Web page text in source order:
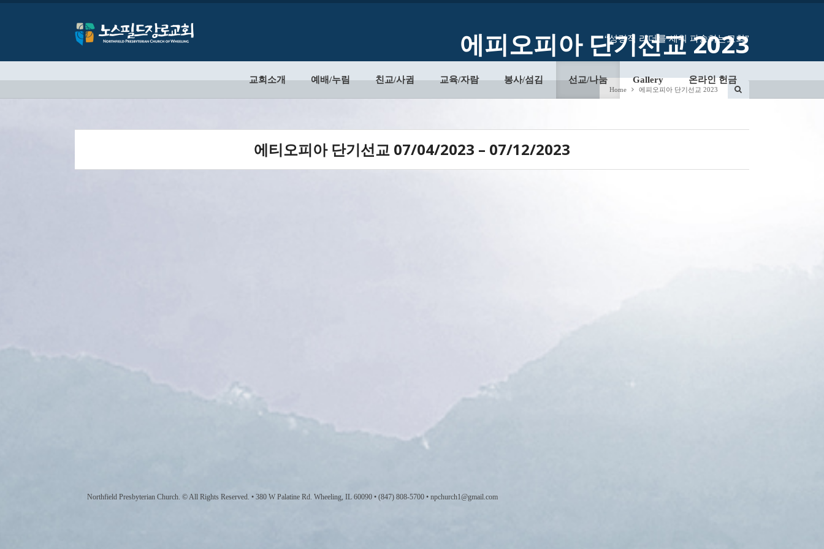
“성경적 리더를 세워 파송하는교회”
교회소개 예배/누림 친교/사귐 교육/자람 봉사/섬김 선교/나눔 Gallery 온라인 헌금
Home 에피오피아 단기선교 2023
에피오피아 단기선교 2023
에티오피아 단기선교 07/04/2023 – 07/12/2023
Northfield Presbyterian Church. © All Rights Reserved. • 380 W Palatine Rd. Wheeling, IL 60090 • (847) 808-5700 • npchurch1@gmail.com